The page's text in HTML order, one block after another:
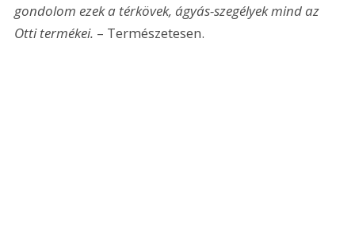
gondolom ezek a térkövek, ágyás-szegélyek mind az
Otti termékei. – Természetesen.